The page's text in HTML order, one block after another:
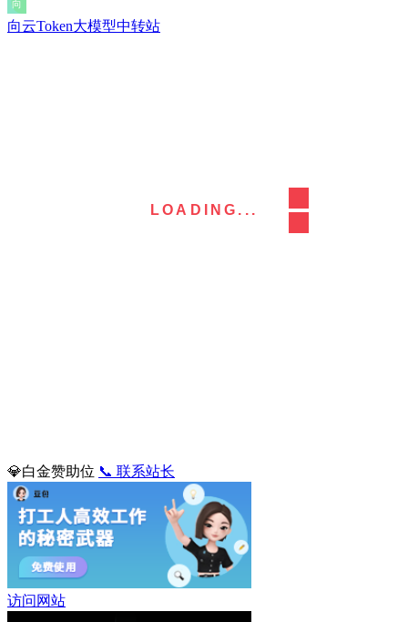
LOADING...
向云Token大模型中转站
💎白金赞助位 📞 联系站长
访问网站